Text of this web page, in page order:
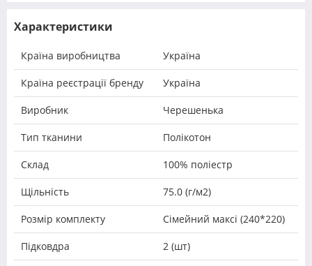
Характеристики
Країна виробництва Україна
Країна реєстрації бренду Україна
Виробник Черешенька
Тип тканини Полікотон
Склад 100% поліестр
Щільність 75.0 (г/м2)
Розмір комплекту Сімейний максі (240*220)
Підковдра 2 (шт)